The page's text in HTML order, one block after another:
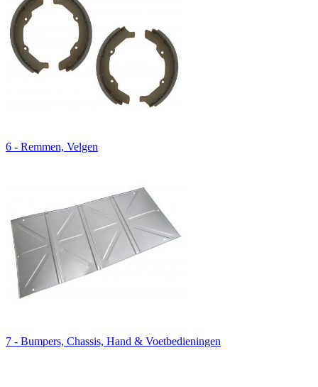
6 - Remmen, Velgen
7 - Bumpers, Chassis, Hand & Voetbedieningen